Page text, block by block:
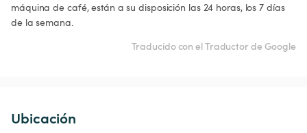
máquina de café, están a su disposición las 24 horas, los 7 días
de la semana.
Traducido con el Traductor de Google
Ubicación